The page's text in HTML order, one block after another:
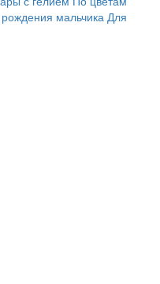
мальчика Для